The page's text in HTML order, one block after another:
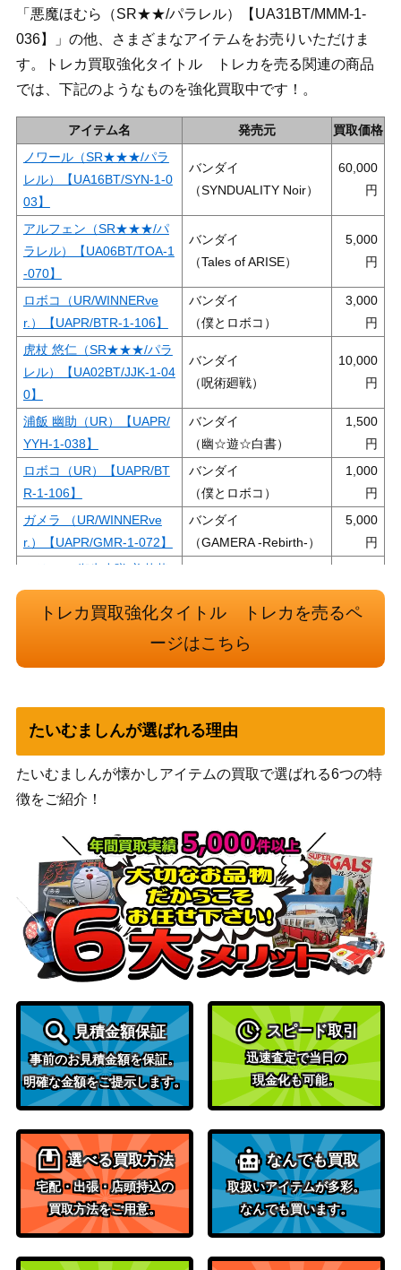
「悪魔ほむら（SR★★/パラレル）【UA31BT/MMM-1-
036】」の他、さまざまなアイテムをお売りいただけま
す。トレカ買取強化タイトル トレカを売る関連の商品
では、下記のようなものを強化買取中です！。
アイテム名 発売元
買取価格
ノワール（SR★★★/パラ
レル）【UA16BT/SYN-1-0
03】
バンダイ
（SYNDUALITY Noir）
60,000
アルフェン（SR★★★/パ
ラレル）【UA06BT/TOA-1
-070】
バンダイ
（Tales of ARISE）
5,000
ロボコ（UR/WINNERve
r.）【UAPR/BTR-1-106】
バンダイ
（僕とロボコ）
3,000
虎杖 悠仁（SR★★★/パラ
レル）【UA02BT/JJK-1-04
0】
バンダイ
（呪術廻戦）
10,000
浦飯 幽助（UR）【UAPR/
YYH-1-038】
バンダイ
（幽☆遊☆白書）
1,500
ロボコ（UR）【UAPR/BT
R-1-106】
バンダイ
（僕とロボコ）
1,000
ガメラ （UR/WINNERve
r.）【UAPR/GMR-1-072】
バンダイ
（GAMERA -Rebirth-）
5,000
ミリエラ 衛生小隊/美花莉
（SR★★/パラレル）【UA
33BT/NGR-1-025】
ヒソカ（SR★★★/パラレ
バンダイ
レル）【UA28BT/KJ8-1-0
55】
バンダイ
ルルーシュ・ランペルージ
（SR★★★/パラレル）
バンダイ
ルルーシュ Vol.2）
シャイ（UR）【UAPR/SH
Y-1-052】
バンダイ
（SHY）
18,000
竈門 禰豆子（UR）【UAP
R/KMY-3-021】
バンダイ
（鬼滅の刃 Vol.2）
1,700
悪魔ほむら（SR★★★/パ
ラレル）【UA31BT/MMM-
1-036】
バンダイ
（魔法少女まどか☆マ
ギカ）
20,000
エレン・イェーガー（UR/
WINNERver.）【UAPR/AO
T-1-092】
バンダイ
（進撃の巨人）
10,000
アスナ （SR★★★/パラレ
7】
バンダイ
ライン）
65,000
三島 一八（UR）【UAPR/
TKN-1-091】
バンダイ
（鉄拳7）
1,500
月岡 恋鐘（UR）【UAPR/I
MS-2-046】
（アイドルマスター シ
ャイニーカラーズ
3,200
トレカ買取強化タイトル トレカを売るペ
ージはこちら
たいむましんが選ばれる理由
たいむましんが懐かしアイテムの買取で選ばれる6つの特
徴をご紹介！
見積金額保証
事前のお見積金額を保証。
明確な金額をご提示します。
スピード取引
迅速査定で当日の
現金化も可能。
選べる買取方法
宅配・出張・店頭持込の
買取方法をご用意。
なんでも買取
取扱いアイテムが多彩。
なんでも買います。